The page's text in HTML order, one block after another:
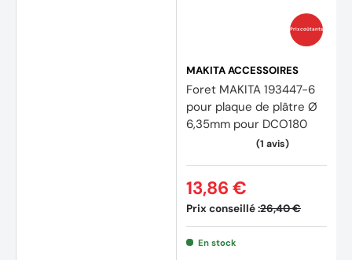
Prix coûtants
MAKITA ACCESSOIRES
Foret MAKITA 193447-6
pour plaque de plâtre Ø
6,35mm pour DCO180
Prix conseillé :26,40 €
13,86 €
En stock